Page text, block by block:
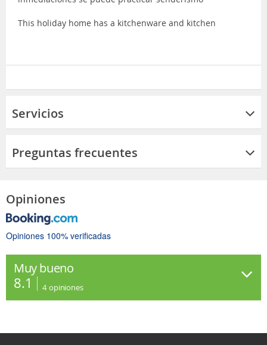
This holiday home has a kitchenware and kitchen
Servicios
Preguntas frecuentes
Opiniones
Opiniones 100% verificadas
Muy bueno
8.1 4 opiniones